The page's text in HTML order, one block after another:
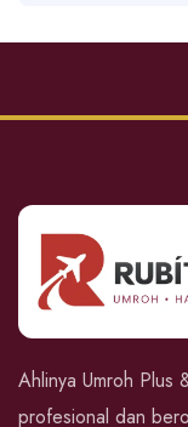
Ahlinya Umroh Plus
profesional dan